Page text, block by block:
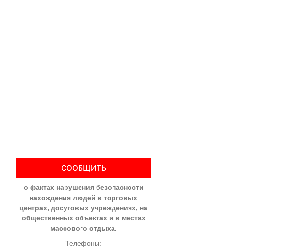
СООБЩИТЬ
о фактах нарушения безопасности
нахождения людей в торговых
центрах, досуговых учреждениях, на
общественных объектах и в местах
массового отдыха.
Телефоны: